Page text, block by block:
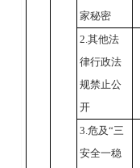
家秘密
2.其他法
律行政法
规禁止公
开
3.危及“三
安全一稳